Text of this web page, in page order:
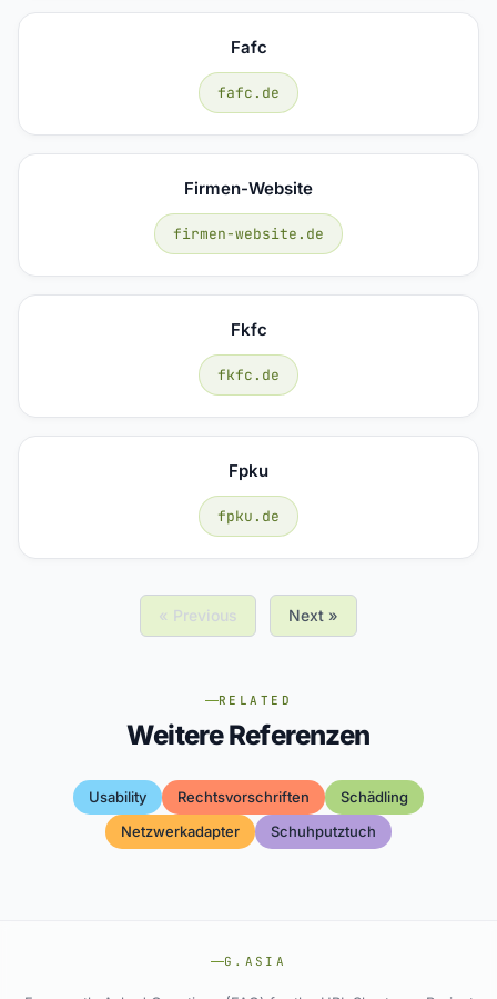
Fafc
fafc.de
Firmen-Website
firmen-website.de
Fkfc
fkfc.de
Fpku
fpku.de
« Previous Next »
RELATED
Weitere Referenzen
Usability Rechtsvorschriften
Schädling
Netzwerkadapter
Schuhputztuch
G.ASIA